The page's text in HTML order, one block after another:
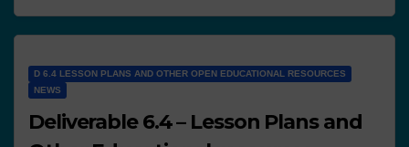
D 6.4 LESSON PLANS AND OTHER OPEN EDUCATIONAL RESOURCES
NEWS
Deliverable 6.4 – Lesson Plans and